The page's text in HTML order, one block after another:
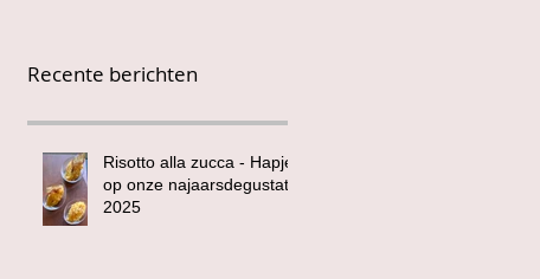
Recente berichten
Risotto alla zucca - Hapje
op onze najaarsdegustatie
2025